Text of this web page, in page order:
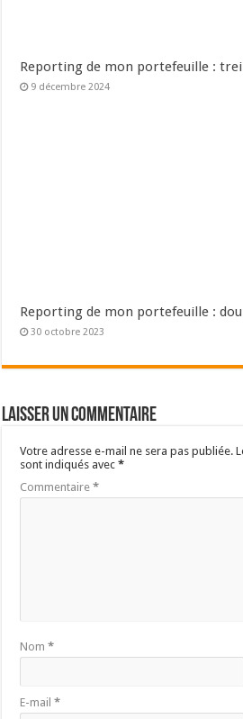
Reporting de mon portefeuille :
9 décembre 2024
Reporting de mon portefeuille :
30 octobre 2023
Laisser un commentaire
Votre adresse e-mail ne sera pas publiée.
sont indiqués avec*
Commentaire*
Nom*
E-mail*